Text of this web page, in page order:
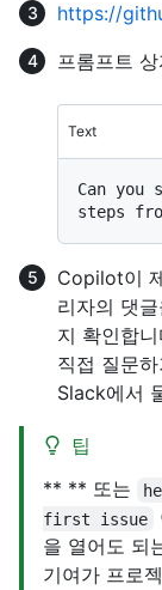
https://
프롬프트
Text
Can you
Copilot이
리자의 댓
지 확인합
직접 질문
Slack에서
팁
** ** 또는
first issue
을 열어도 되
기여가 프로